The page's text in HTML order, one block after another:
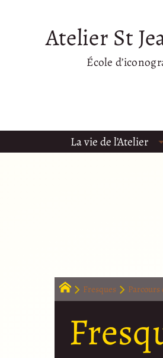
Atelier St
École
La vie de l’Atelier
Fresques Parcours